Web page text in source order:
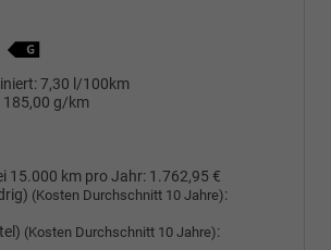
7,30 l/100km
185,00 g/km
15.000 km pro Jahr: 1.762,95 €
(Kosten Durchschnitt 10 Jahre):
(Kosten Durchschnitt 10 Jahre):